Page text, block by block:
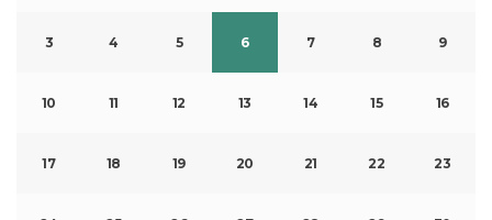
3 4 5 6 7 8 9
10 11 12 13 14 15 16
17 18 19 20 21 22 23